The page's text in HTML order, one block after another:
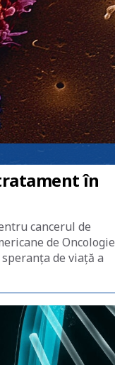
în
cancerul de
de Oncologie
de viață a